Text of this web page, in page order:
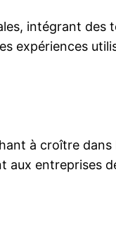
intégrant des
expériences
à croître
aux entreprises